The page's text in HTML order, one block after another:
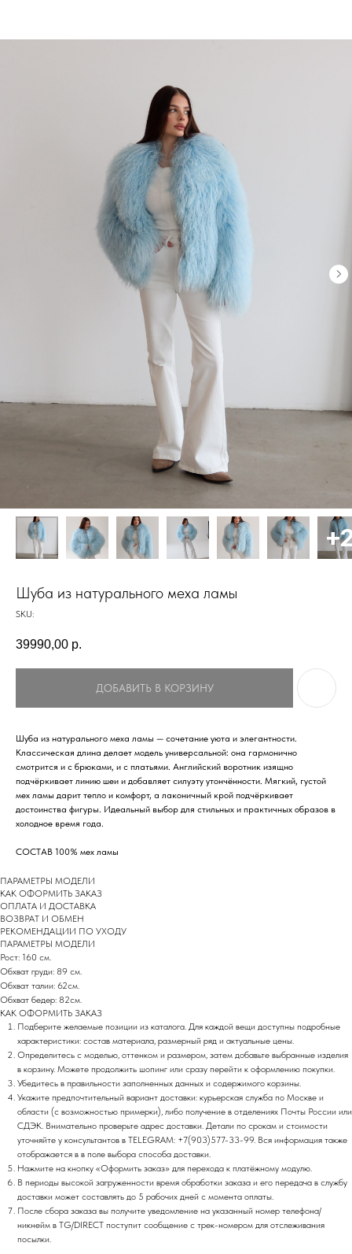
Шуба из натурального меха ламы
SKU:
39990,00 р.
ДОБАВИТЬ В КОРЗИНУ
Шуба из натурального меха ламы — сочетание уюта и элегантности.
Классическая длина делает модель универсальной: она гармонично
смотрится и с брюками, и с платьями. Английский воротник изящно
подчёркивает линию шеи и добавляет силуэту утончённости. Мягкий, густой
мех ламы дарит тепло и комфорт, а лаконичный крой подчёркивает
достоинства фигуры. Идеальный выбор для стильных и практичных образов в
холодное время года.
СОСТАВ 100% мех ламы
ПАРАМЕТРЫ МОДЕЛИ
КАК ОФОРМИТЬ ЗАКАЗ
ОПЛАТА И ДОСТАВКА
ВОЗВРАТ И ОБМЕН
РEКОМЕНДАЦИИ ПО УХОДУ
ПАРАМЕТРЫ МОДЕЛИ
Рост: 160 см.
Обхват груди: 89 см.
Обхват талии: 62см.
Обхват бедер: 82см.
КАК ОФОРМИТЬ ЗАКАЗ
Подберите желаемые позиции из каталога. Для каждой вещи доступны подробные
характеристики: состав материала, размерный ряд и актуальные цены.
Определитесь с моделью, оттенком и размером, затем добавьте выбранные изделия
в корзину. Можете продолжить шопинг или сразу перейти к оформлению покупки.
Убедитесь в правильности заполненных данных и содержимого корзины.
Укажите предпочтительный вариант доставки: курьерская служба по Москве и
области (с возможностью примерки), либо получение в отделениях Почты России или
СДЭК. Внимательно проверьте адрес доставки. Детали по срокам и стоимости
уточняйте у консультантов в TELEGRAM: +7(903)577-33-99. Вся информация также
отображается в в поле выбора способа доставки.
Нажмите на кнопку «Оформить заказ» для перехода к платёжному модулю.
В периоды высокой загруженности время обработки заказа и его передача в службу
доставки может составлять до 5 рабочих дней с момента оплаты.
После сбора заказа вы получите уведомление на указанный номер телефона/
никнейм в TG/DIRECT поступит сообщение с трек-номером для отслеживания
посылки.
НАПИСАТЬ В TELEGRAM
НОВИНКИ ЭТОГО СЕЗОНА!